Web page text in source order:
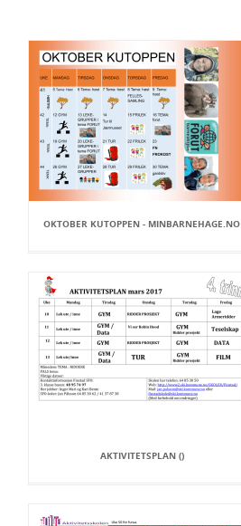
OKTOBER KUTOPPEN - MINBARNEHAGE.NO
AKTIVITETSPLAN ()